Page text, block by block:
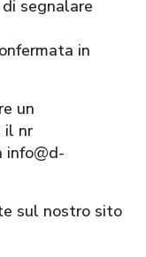
segnalare
in
un
il nr
info@d-
sul nostro sito